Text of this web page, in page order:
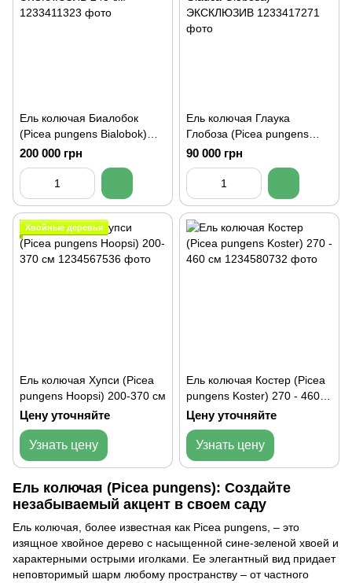
Ель колючая Биалобок
(Picea pungens Bialobok)
ЭКСКЛЮЗИВ 240 см
200 000 грн
Ель колючая Глаука
Глобоза (Picea pungens
Glauca Globosa)
ЭКСКЛЮЗИВ
90 000 грн
Хвойные деревья
Ель колючая Хупси (Picea
pungens Hoopsi) 200-370 см
Цену уточняйте
Узнать цену
Ель колючая Костер (Picea
pungens Koster) 270 - 460
см
Цену уточняйте
Узнать цену
Ель колючая (Picea pungens): Создайте
незабываемый акцент в своем саду
Ель колючая, более известная как Picea pungens, – это
изящное хвойное дерево с насыщенной сине-зеленой хвоей и
характерными острыми иголками. Ее элегантный вид придает
неповторимый шарм любому пространству – от частного